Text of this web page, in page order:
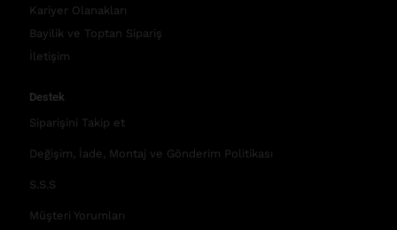
Kariyer Olanakları
Bayilik ve Toptan Sipariş
İletişim
Destek
Siparişini Takip et
Değişim, İade, Montaj ve Gönderim Politikası
S.S.S
Müşteri Yorumları